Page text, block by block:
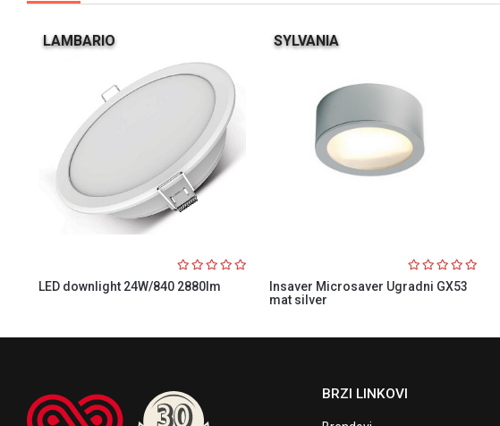
LAMBARIO
LED downlight 24W/840 2880lm
SYLVANIA
Insaver Microsaver Ugradni GX53
mat silver
BRZI LINKOVI